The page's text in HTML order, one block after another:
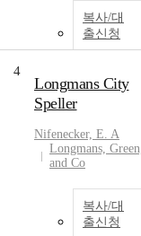
복사/대
출신청
4
Longmans City
Speller
Nifenecker, E. A
Longmans,
and Co
복사/대
출신청